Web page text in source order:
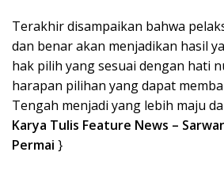
Terakhir disampaikan bahwa
dan benar akan menjadikan hasil
hak pilih yang sesuai dengan hati
harapan pilihan yang dapat
Tengah menjadi yang lebih maju
Karya Tulis Feature News –
Permai }